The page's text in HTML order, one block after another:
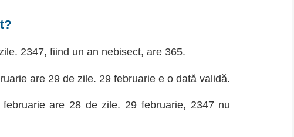
2347, fiind un an nebisect, are 365.
are 29 de zile. 29 februarie e o dată validă.
are 28 de zile. 29 februarie, 2347 nu